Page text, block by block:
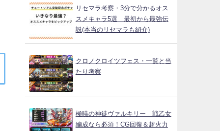
リセマラ考察・3分で分かるオス
スメキャラ5選 最初から最強伝
説(本当のリセマラも紹介)
クロノクロイツフェス・一覧と当
たり考察
極暁の神徒ヴァルキリー 戦乙女
編成なら必須！CG回復＆超火力